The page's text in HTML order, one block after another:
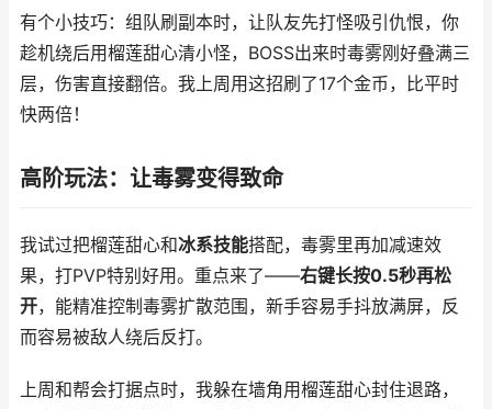
有个小技巧：组队刷副本时，让队友先打怪吸引仇恨，你
趁机绕后用榴莲甜心清小怪，BOSS出来时毒雾刚好叠满三
层，伤害直接翻倍。我上周用这招刷了17个金币，比平时
快两倍！
高阶玩法：让毒雾变得致命
我试过把榴莲甜心和冰系技能搭配，毒雾里再加减速效
果，打PVP特别好用。重点来了——右键长按0.5秒再松
开，能精准控制毒雾扩散范围，新手容易手抖放满屏，反
而容易被敌人绕后反打。
上周和帮会打据点时，我躲在墙角用榴莲甜心封住退路，